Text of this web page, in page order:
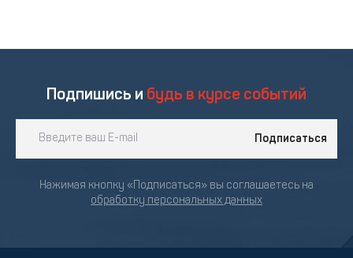
Подпишись и будь в курсе событий
Подписаться
Нажимая кнопку «Подписаться» вы соглашаетесь на
обработку персональных данных